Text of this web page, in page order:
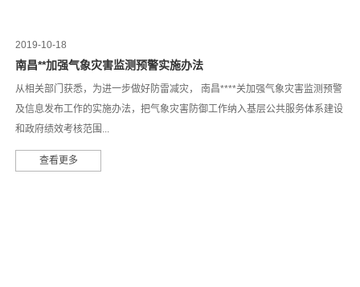
2019-10-18
南昌**加强气象灾害监测预警实施办法
从相关部门获悉，为进一步做好防雷减灾， 南昌****关加强气象灾害监测预警
及信息发布工作的实施办法，把气象灾害防御工作纳入基层公共服务体系建设
和政府绩效考核范围...
查看更多